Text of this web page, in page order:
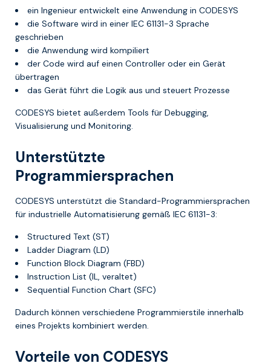
ein Ingenieur entwickelt eine Anwendung in CODESYS
die Software wird in einer IEC 61131-3 Sprache
geschrieben
die Anwendung wird kompiliert
der Code wird auf einen Controller oder ein Gerät
übertragen
das Gerät führt die Logik aus und steuert Prozesse
CODESYS bietet außerdem Tools für Debugging,
Visualisierung und Monitoring.
Unterstützte
Programmiersprachen
CODESYS unterstützt die Standard-Programmiersprachen
für industrielle Automatisierung gemäß IEC 61131-3:
Structured Text (ST)
Ladder Diagram (LD)
Function Block Diagram (FBD)
Instruction List (IL, veraltet)
Sequential Function Chart (SFC)
Dadurch können verschiedene Programmierstile innerhalb
eines Projekts kombiniert werden.
Vorteile von CODESYS